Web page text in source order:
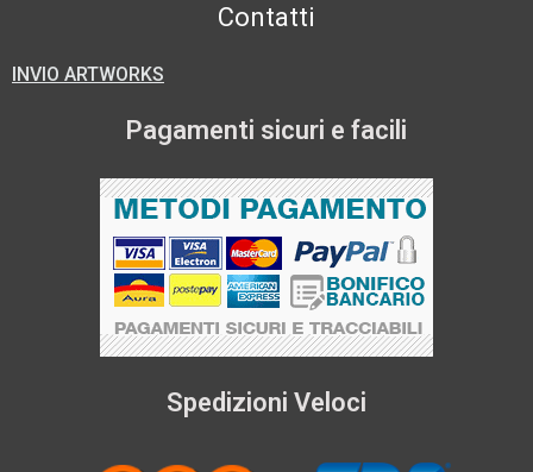
Contatti
INVIO ARTWORKS
Pagamenti sicuri e facili
Spedizioni Veloci